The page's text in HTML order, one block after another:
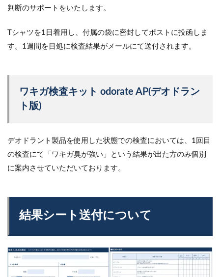
判断のサポートをいたします。
Tシャツを1日着用し、付属の袋に密封してポストに投函しま
す。1週間を目処に検査結果がメールにて送付されます。
ワキガ検査キット odorate AP(デオドラン
ト版)
デオドラント製品を使用した状態での検査においては、1回目
の検査にて「ワキガ臭が強い」という結果が出た方のみ個別
に案内させていただいております。
結果シート送付について